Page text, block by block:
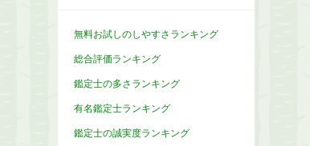
無料お試しのしやすさランキング
総合評価ランキング
鑑定士の多さランキング
有名鑑定士ランキング
鑑定士の誠実度ランキング